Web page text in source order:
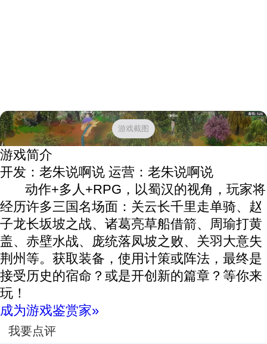
游戏截图
游戏简介
开发：老朱说啊说 运营：老朱说啊说
动作+多人+RPG，以蜀汉的视角，玩家将
经历许多三国名场面：关云长千里走单骑、赵
子龙长坂坡之战、诸葛亮草船借箭、周瑜打黄
盖、赤壁水战、庞统落凤坡之败、关羽大意失
荆州等。获取装备，使用计策或阵法，最终是
接受历史的宿命？或是开创新的篇章？等你来
玩！
成为游戏鉴赏家»
我要点评